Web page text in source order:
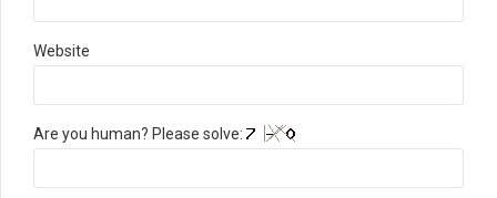
Website
Are you human? Please solve: